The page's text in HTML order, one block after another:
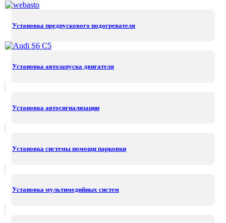
Установка предпускового подогревателя
Установка автозапуска двигателя
Установка автосигнализации
Установка системы помощи парковки
Установка мультимедийных систем